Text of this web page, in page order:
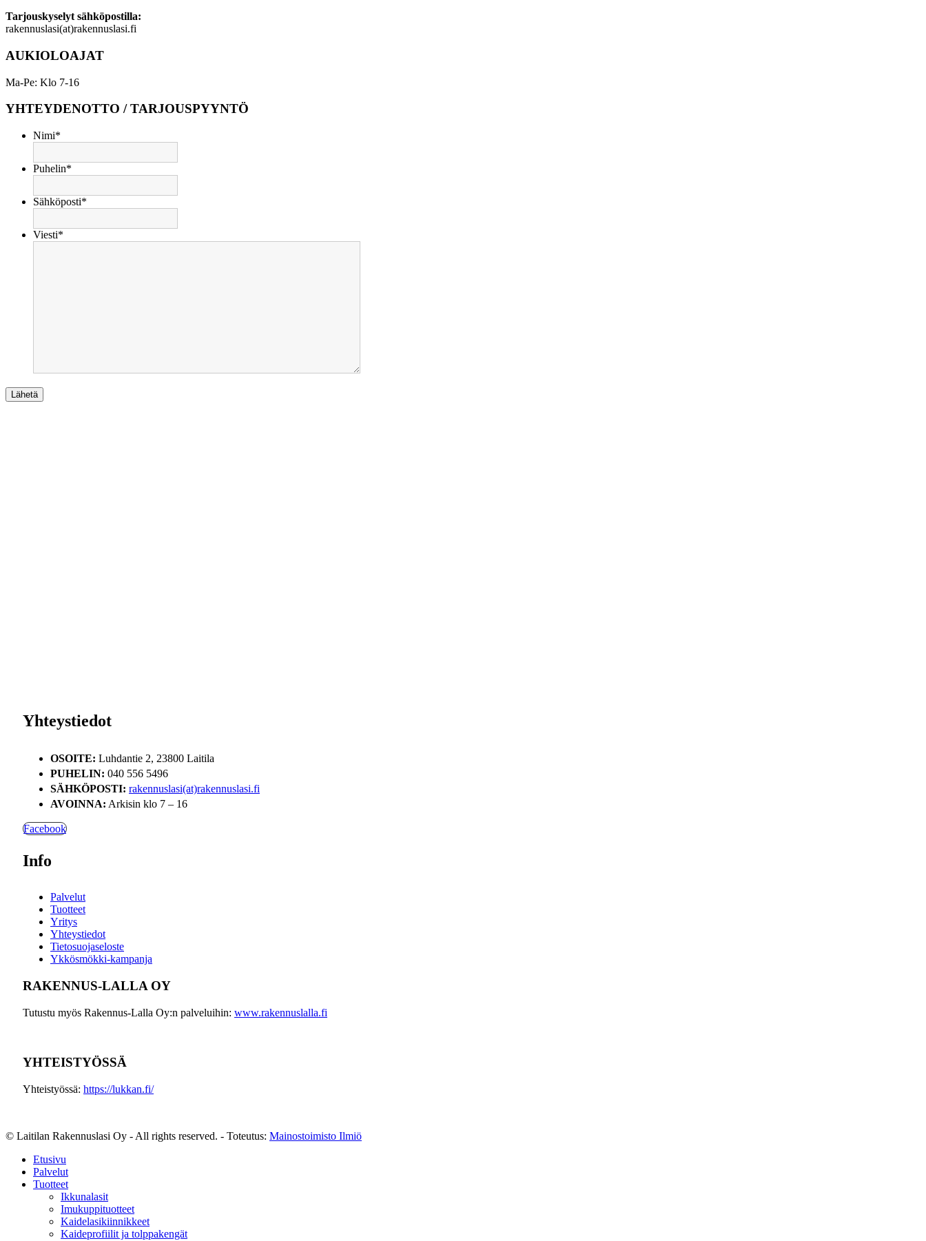
Tarjouskyselyt sähköpostilla:
rakennuslasi(at)rakennuslasi.fi
AUKIOLOAJAT
Ma-Pe: Klo 7-16
YHTEYDENOTTO / TARJOUSPYYNTÖ
Nimi*
Puhelin*
Sähköposti*
Viesti*
Yhteystiedot
OSOITE: Luhdantie 2, 23800 Laitila
PUHELIN: 040 556 5496
SÄHKÖPOSTI: rakennuslasi(at)rakennuslasi.fi
AVOINNA: Arkisin klo 7 – 16
Facebook
Info
Palvelut
Tuotteet
Yritys
Yhteystiedot
Tietosuojaseloste
Ykkösmökki-kampanja
RAKENNUS-LALLA OY
Tutustu myös Rakennus-Lalla Oy:n palveluihin: www.rakennuslalla.fi
YHTEISTYÖSSÄ
Yhteistyössä: https://lukkan.fi/
© Laitilan Rakennuslasi Oy - All rights reserved. - Toteutus: Mainostoimisto Ilmiö
Etusivu
Palvelut
Tuotteet
Ikkunalasit
Imukuppituotteet
Kaidelasikiinnikkeet
Kaideprofiilit ja tolppakengät